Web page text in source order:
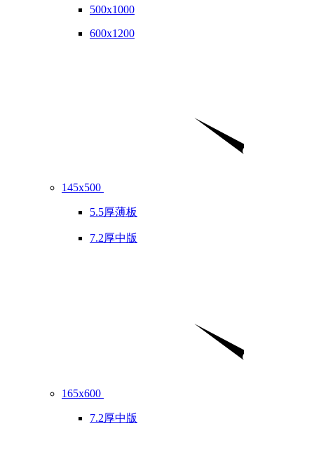
500x1000
600x1200
145x500
5.5厚薄板
7.2厚中版
165x600
7.2厚中版